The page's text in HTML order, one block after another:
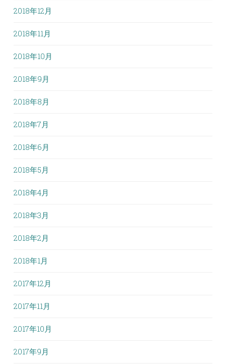
2018年12月
2018年11月
2018年10月
2018年9月
2018年8月
2018年7月
2018年6月
2018年5月
2018年4月
2018年3月
2018年2月
2018年1月
2017年12月
2017年11月
2017年10月
2017年9月